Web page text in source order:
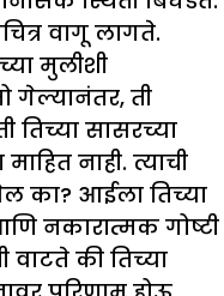
वागू लागते.
मुलीशी
गेल्यानंतर, ती
तिच्या सासरच्या
नाही. त्याची
का? आईला तिच्या
नकारात्मक गोष्टी
वाटते की तिच्या